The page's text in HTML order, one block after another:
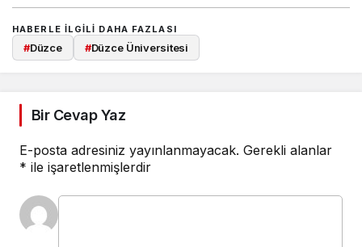
HABERLE ILGILI DAHA FAZLASI
#Düzce #Düzce Üniversitesi
Bir Cevap Yaz
E-posta adresiniz yayınlanmayacak. Gerekli alanlar
* ile işaretlenmişlerdir